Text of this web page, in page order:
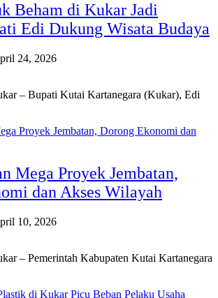
Beham di Kukar Jadi
Edi Dukung Wisata Budaya
24, 2026
– Bupati Kutai Kartanegara (Kukar), Edi
Mega Proyek Jembatan,
dan Akses Wilayah
10, 2026
– Pemerintah Kabupaten Kutai Kartanegara